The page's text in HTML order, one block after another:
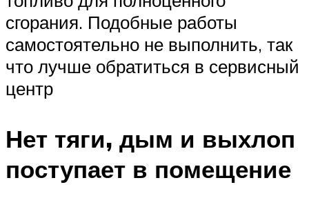
сгорания. Подобные работы
самостоятельно не выполнить, так
что лучше обратиться в сервисный
центр
Нет тяги, дым и выхлоп
поступает в помещение